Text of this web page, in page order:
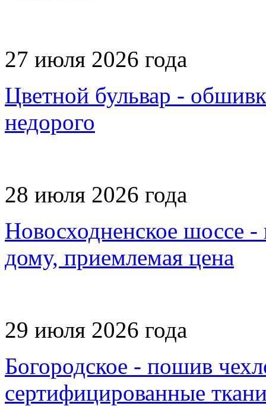
27 июля 2026 года
Цветной бульвар -
недорого
28 июля 2026 года
Новосходненское шоссе
дому, приемлемая цена
29 июля 2026 года
Богородское - пошив
сертифицированные